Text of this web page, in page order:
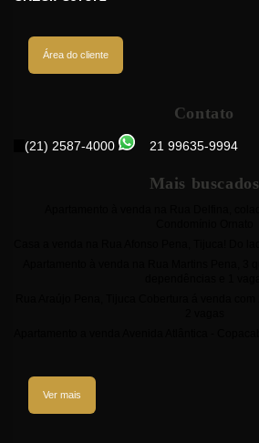
Área do cliente
Contato
(21) 2587-4000 21 99635-9994
Mais buscados
Ver mais